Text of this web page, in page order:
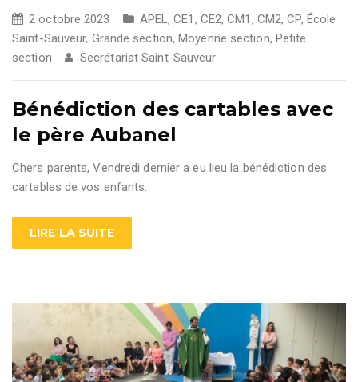
2 octobre 2023 APEL,CE1 , CE2,CM1 , CM2,CP, École
Saint-Sauveur, Grande section,Moyenne section, Petite
section
Secrétariat Saint-Sauveur
Bénédiction des cartables avec
le père Aubanel
Chers parents, Vendredi dernier a eu lieu la bénédiction des
cartables de vos enfants.
LIRE LA SUITE